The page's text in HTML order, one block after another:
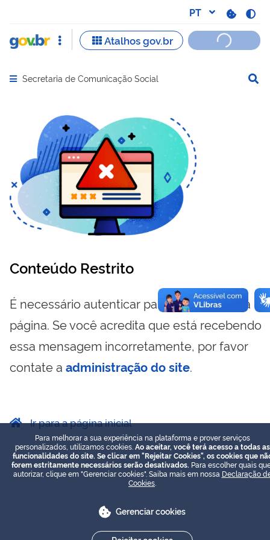
Abrir menu principal de navegação
Secretaria de Comunicação Social
Conteúdo Restrito
É necessário autenticar para visualizar essa
página. Se você acredita que está recebendo
essa mensagem incorretamente, por favor
contate a administração do site.
Ir para a página inicial
Para melhorar a sua experiência na plataforma e prover serviços
personalizados, utilizamos cookies. Ao aceitar, você terá acesso a todas as
funcionalidades do site. Se clicar em "Rejeitar Cookies", os cookies que
forem estritamente necessários serão desativados. Para escolher quais
autorizar, clique em "Gerenciar cookies". Saiba mais em nossa Declaração
Cookies
Gerenciar cookies